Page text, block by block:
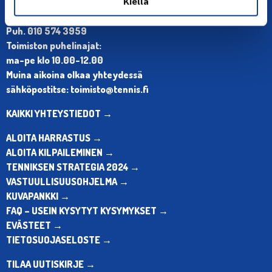
Olympiastadion, Paavo Nurmen tie 1, 00250 Helsinki
Puh. 010 574 3959
Toimiston puhelinajat:
ma-pe klo 10.00-12.00
Muina aikoina olkaa yhteydessä
sähköpostitse: toimisto@tennis.fi
KAIKKI YHTEYSTIEDOT →
ALOITA HARRASTUS →
ALOITA KILPAILEMINEN →
TENNIKSEN STRATEGIA 2024 →
VASTUULLISUUSOHJELMA →
KUVAPANKKI →
FAQ – USEIN KYSYTYT KYSYMYKSET →
EVÄSTEET →
TIETOSUOJASELOSTE →
TILAA UUTISKIRJE →